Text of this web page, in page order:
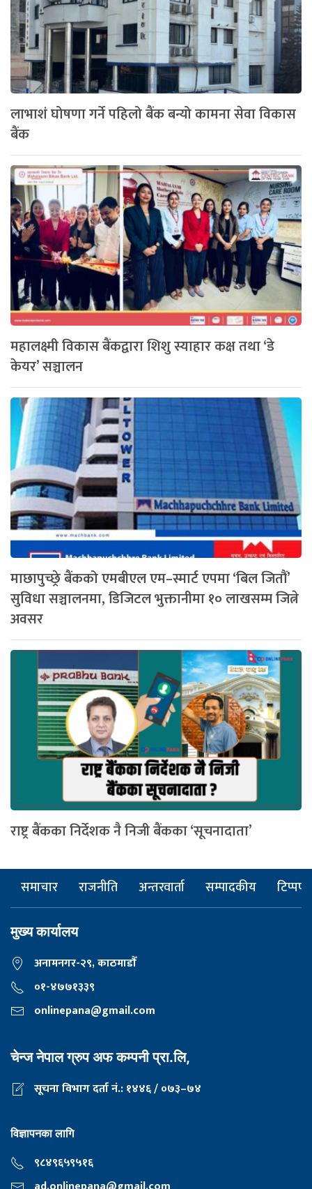
लाभाशं घोषणा गर्ने पहिलो बैंक बन्यो कामना सेवा विकास
बैंक
महालक्ष्मी विकास बैंकद्वारा शिशु स्याहार कक्ष तथा ‘डे
केयर’ सञ्चालन
माछापुच्छ्रे बैंकको एमबीएल एम–स्मार्ट एपमा ‘बिल जितौं’
सुविधा सञ्चालनमा, डिजिटल भुक्तानीमा १० लाखसम्म जित्ने
अवसर
राष्ट्र बैंकका निर्देशक नै निजी बैंकका ‘सूचनादाता’
समाचार राजनीति अन्तरवार्ता सम्पादकीय टिप्पणी
मुख्य कार्यालय
अनामनगर-२९, काठमाडाैँ
०१-४७७१३३९
onlinepana@gmail.com
चेन्ज नेपाल ग्रुप अफ कम्पनी प्रा.लि,
सूचना विभाग दर्ता नं.: १४४६ / ०७३–७४
विज्ञापनका लागि
९८४९६५९५१६